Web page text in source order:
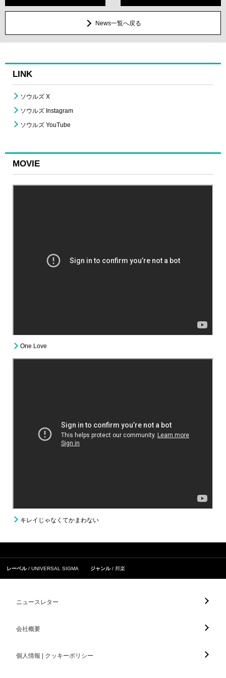
News一覧へ戻る
LINK
ソウルズ X
ソウルズ Instagram
ソウルズ YouTube
MOVIE
One Love
キレイじゃなくてかまわない
レーベル UNIVERSAL SIGMA ジャンル 邦楽
ニュースレター
会社概要
個人情報 | クッキーポリシー